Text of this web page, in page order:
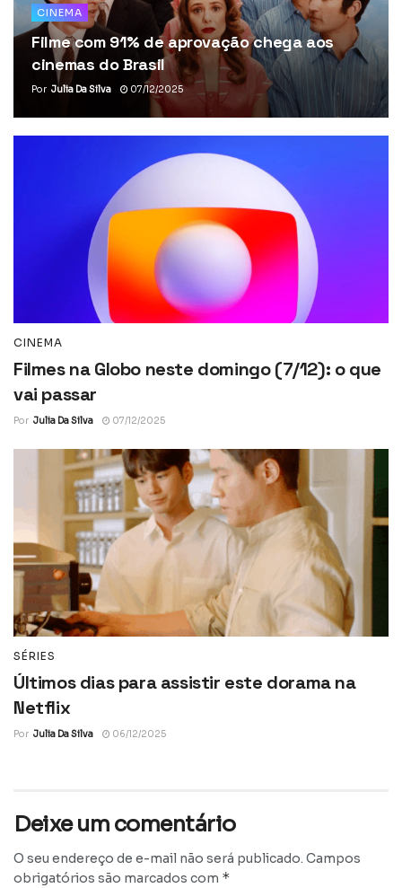
CINEMA
Filme com 91% de aprovação chega aos
cinemas do Brasil
Por Julia Da Silva 07/12/2025
CINEMA
Filmes na Globo neste domingo (7/12): o que
vai passar
Por Julia Da Silva 07/12/2025
SÉRIES
Últimos dias para assistir este dorama na
Netflix
Por Julia Da Silva 06/12/2025
Deixe um comentário
O seu endereço de e-mail não será publicado. Campos
obrigatórios são marcados com *